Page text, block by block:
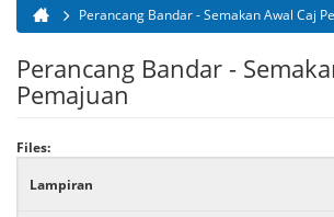
Anda di sini
Perancang Bandar - Semakan Awal Caj
Perancang Bandar -
Pemajuan
Files:
Lampiran